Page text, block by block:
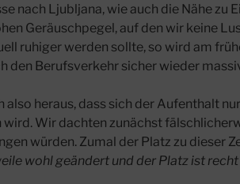
nach Ljubljana, wie auch die Nähe zu
Geräuschpegel, auf den wir keine
ruhiger werden sollte, so wird am
den Berufsverkehr sicher wieder
also heraus, dass sich der Aufenthalt
wird. Wir dachten zunächst
würden. Zumal der Platz zu dieser
wohl geändert und der Platz ist